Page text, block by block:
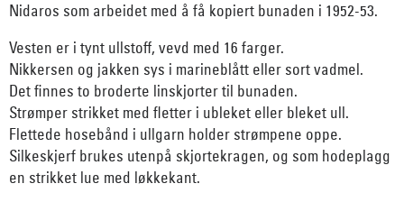
Nidaros som arbeidet med å få kopiert bunaden i 1952-53.
Vesten er i tynt ullstoff, vevd med 16 farger.
Nikkersen og jakken sys i marineblått eller sort vadmel.
Det finnes to broderte linskjorter til bunaden.
Strømper strikket med fletter i ubleket eller bleket ull.
Flettede hosebånd i ullgarn holder strømpene oppe.
Silkeskjerf brukes utenpå skjortekragen, og som hodeplagg
en strikket lue med løkkekant.